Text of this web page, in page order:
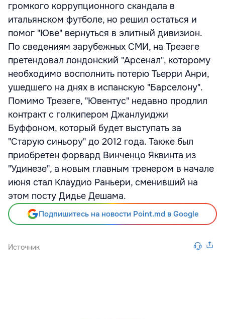
громкого коррупционного скандала в
итальянском футболе, но решил остаться и
помог "Юве" вернуться в элитный дивизион.
По сведениям зарубежных СМИ, на Трезеге
претендовал лондонский "Арсенал", которому
необходимо восполнить потерю Тьерри Анри,
ушедшего на днях в испанскую "Барселону".
Помимо Трезеге, "Ювентус" недавно продлил
контракт с голкипером Джанлуиджи
Буффоном, который будет выступать за
"Старую синьору" до 2012 года. Также был
приобретен форвард Винченцо Яквинта из
"Удинезе", а новым главным тренером в начале
июня стал Клаудио Раньери, сменивший на
этом посту Дидье Дешама.
Подпишитесь на новости Point.md в Google
Источник